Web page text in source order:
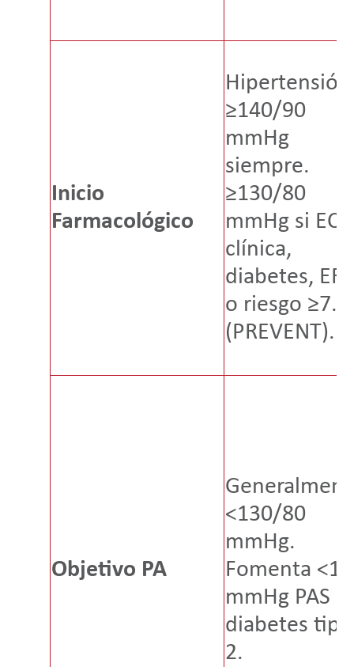
Inicio
Farmacológico
Hipertensión
≥140/90
mmHg
siempre.
≥130/80
mmHg si ECV
clínica,
diabetes,
o riesgo
(PREVENT).
Objetivo PA
<130/80
mmHg.
Fomenta
mmHg PAS
diabetes tipo
2.